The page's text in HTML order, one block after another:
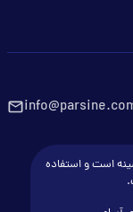
است و استفاده